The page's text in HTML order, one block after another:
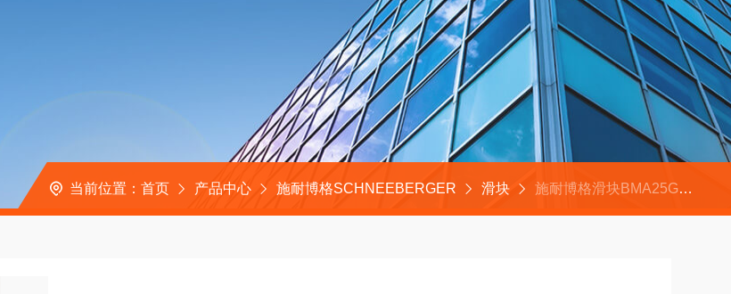
当前位置： 首页 产品中心 施耐博格SCHNEEBERGER 滑块 施耐博格滑块BMA25G1-V3，BMA25G1-V2智能装备轴承